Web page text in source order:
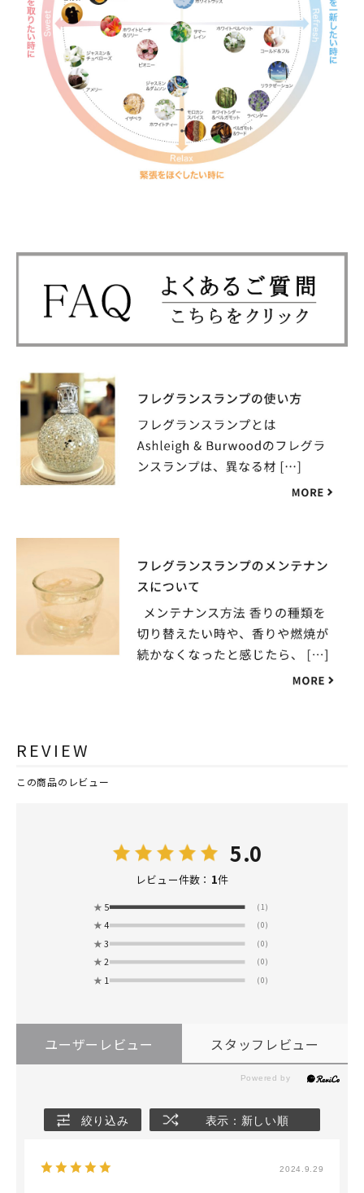
REVIEW
この商品のレビュー
5.0
レビュー件数： 1件
★ 5 (1)
★ 4 (0)
★ 3 (0)
★ 2 (0)
★ 1 (0)
ユーザーレビュー スタッフレビュー
絞り込み 表示：新しい順
2024.9.29